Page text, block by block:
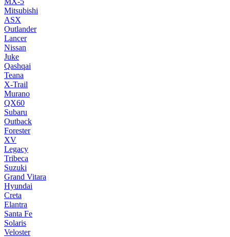
Mitsubishi
ASX
Outlander
Lancer
Nissan
Juke
Qashqai
Teana
X-Trail
Murano
QX60
Subaru
Outback
Forester
XV
Legacy
Tribeca
Suzuki
Grand Vitara
Hyundai
Creta
Elantra
Santa Fe
Solaris
Veloster